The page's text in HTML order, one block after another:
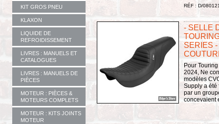
KIT GROS PNEU
KLAXON
LIQUIDE DE
REFROIDISSEMENT
LIVRES : MANUELS ET
CATALOGUES
LIVRES : MANUELS DE
PIÈCES
MOTEUR : PIÈCES &
MOTEURS COMPLETS
MOTEUR : KITS JOINTS
MOTEUR
RÉF : D/
- SELLE
SERIES
Pour
2024, Ne
modèles
Supply a été
par un
concevaient